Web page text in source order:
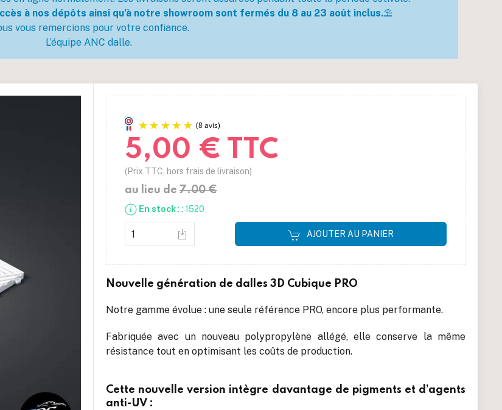
à nos dépôts ainsi qu’à notre showroom sont fermés du 8 au 23 août inclus.⛱️
vous remercions pour votre confiance.
L’équipe ANC dalle.
5,00 € TTC
(Prix TTC, hors frais de livraison)
au lieu de 7.00 €
En stock: : 1520
AJOUTER AU PANIER
Nouvelle génération de dalles 3D Cubique PRO
Notre gamme évolue : une seule référence PRO, encore plus performante.
Fabriquée avec un nouveau polypropylène allégé, elle conserve la même
résistance tout en optimisant les coûts de production.
Cette nouvelle version intègre davantage de pigments et d’agents
anti-UV :